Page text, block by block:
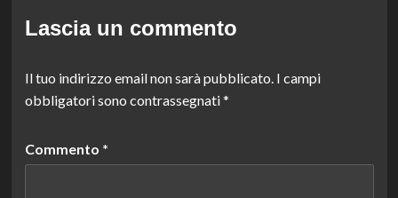
Lascia un commento
Il tuo indirizzo email non sarà pubblicato. I campi
obbligatori sono contrassegnati*
Commento *